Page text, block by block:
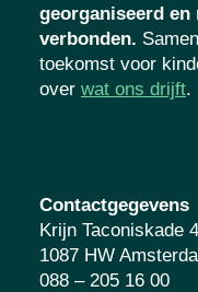
georganiseerd
verbonden.
kansrijke
jongeren. Lees
Contactgegevens
Krijn Taconiskade
1087 HW
088 – 205 16 00